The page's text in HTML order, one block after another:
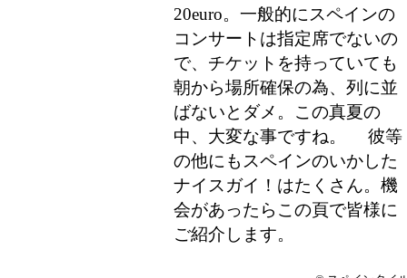
20euro。一般的にスペインの
コンサートは指定席でないの
で、チケットを持っていても
朝から場所確保の為、列に並
ばないとダメ。この真夏の
中、大変な事ですね。 彼等
の他にもスペインのいかした
ナイスガイ！はたくさん。機
会があったらこの頁で皆様に
ご紹介します。